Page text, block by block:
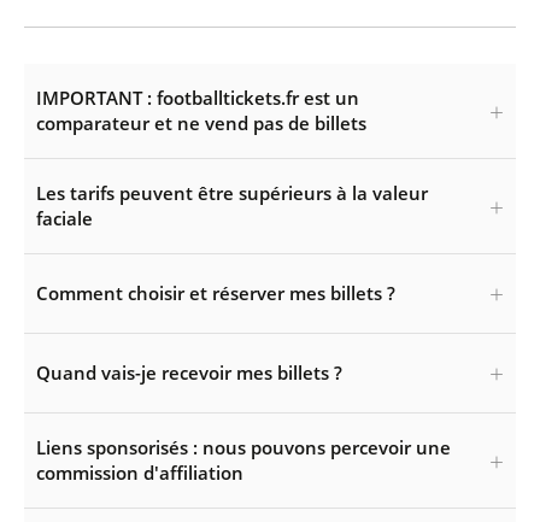
IMPORTANT : footballtickets.fr est un
comparateur et ne vend pas de billets
Les tarifs peuvent être supérieurs à la valeur
faciale
Comment choisir et réserver mes billets ?
Quand vais-je recevoir mes billets ?
Liens sponsorisés : nous pouvons percevoir une
commission d'affiliation